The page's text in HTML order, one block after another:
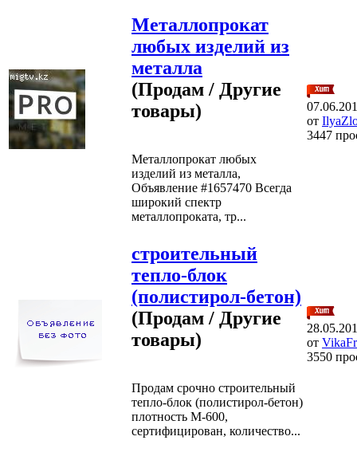
Металлопрокат
любых изделий из
металла
(Продам / Другие
товары)
Металлопрокат любых
изделий из металла,
Объявление #1657470 Всегда
широкий спектр
металлопроката, тр...
от
3447
строительный
тепло-блок
(полистирол-бетон)
(Продам / Другие
товары)
Продам срочно строительный
тепло-блок (полистирол-бетон)
плотность М-600,
сертифицирован, количество...
от
3550